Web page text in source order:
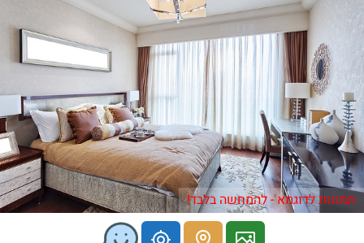
תמונות לדוגמא - להמחשה בלבד!